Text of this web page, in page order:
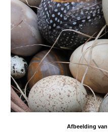
Afbeelding van